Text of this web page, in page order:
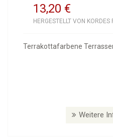
13,20 €
HERGESTELLT VON KORDES
Terrakottafarbene
Weitere